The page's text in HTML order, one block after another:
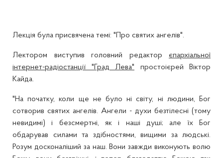
Лекція була присвячена темі: "Про святих ангелів".
Лектором виступив головний редактор єпархіальної
інтернет-радіостанції "Град Лева" простоієрей Віктор
Кайда.
"На початку, коли ще не було ні світу, ні людини, Бог
сотворив святих ангелів. Ангели - духи безтілесні (тому
невидимі) і безсмертні, як і наші душі; але їх Бог
обдарував силами та здібностями, вищими за людські.
Розум досконаліший за наш. Вони завжди виконують волю